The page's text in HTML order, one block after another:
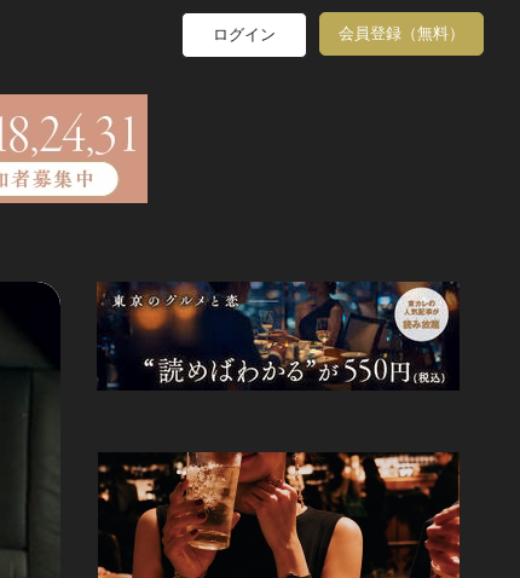
ログイン 会員登録（無料）